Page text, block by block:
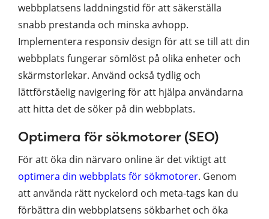
webbplatsens laddningstid för att säkerställa
snabb prestanda och minska avhopp.
Implementera responsiv design för att se till att din
webbplats fungerar sömlöst på olika enheter och
skärmstorlekar. Använd också tydlig och
lättförståelig navigering för att hjälpa användarna
att hitta det de söker på din webbplats.
Optimera för sökmotorer (SEO)
För att öka din närvaro online är det viktigt att
optimera din webbplats för sökmotorer. Genom
att använda rätt nyckelord och meta-tags kan du
förbättra din webbplatsens sökbarhet och öka